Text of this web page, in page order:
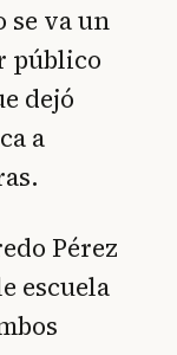
se va un
público
dejó
a
Pérez
escuela